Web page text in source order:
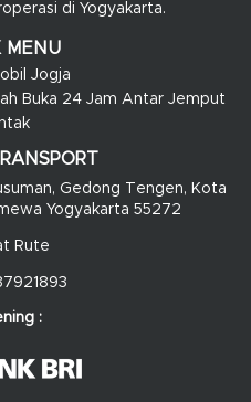
di Yogyakarta.
MENU
Jogja
Buka 24 Jam Antar Jemput
Gedong Tengen, Kota
Yogyakarta 55272
Rute
: